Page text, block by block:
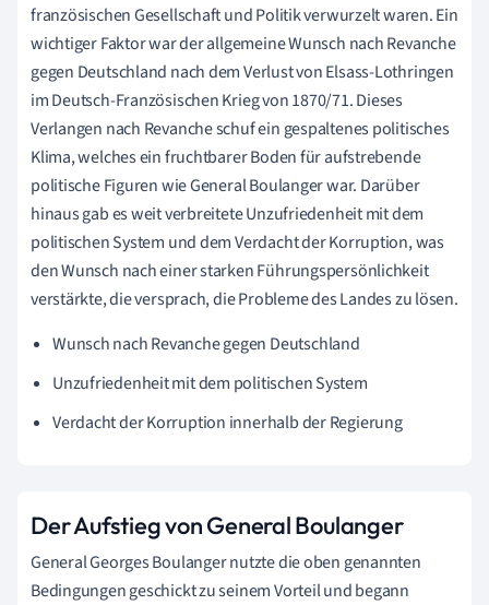
französischen Gesellschaft und Politik verwurzelt waren. Ein
wichtiger Faktor war der allgemeine Wunsch nach Revanche
gegen Deutschland nach dem Verlust von Elsass-Lothringen
im Deutsch-Französischen Krieg von 1870/71. Dieses
Verlangen nach Revanche schuf ein gespaltenes politisches
Klima, welches ein fruchtbarer Boden für aufstrebende
politische Figuren wie General Boulanger war. Darüber
hinaus gab es weit verbreitete Unzufriedenheit mit dem
politischen System und dem Verdacht der Korruption, was
den Wunsch nach einer starken Führungspersönlichkeit
verstärkte, die versprach, die Probleme des Landes zu lösen.
Wunsch nach Revanche gegen Deutschland
Unzufriedenheit mit dem politischen System
Verdacht der Korruption innerhalb der Regierung
Der Aufstieg von General Boulanger
General Georges Boulanger nutzte die oben genannten
Bedingungen geschickt zu seinem Vorteil und begann